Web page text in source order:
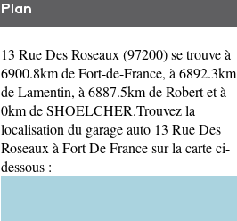
Plan
13 Rue Des Roseaux (97200) se trouve à
6900.8km de Fort-de-France, à 6892.3km
de Lamentin, à 6887.5km de Robert et à
0km de SHOELCHER.Trouvez la
localisation du garage auto 13 Rue Des
Roseaux à Fort De France sur la carte ci-
dessous :